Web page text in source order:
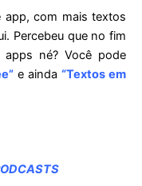
app, com mais textos
Percebeu que no fim
né? Você pode
e ainda “Textos em